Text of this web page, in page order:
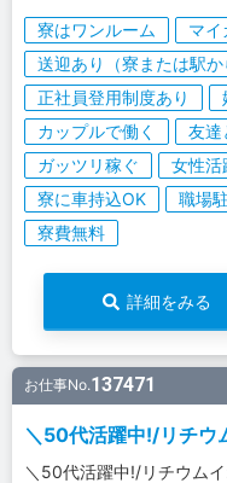
寮はワンルーム
マイ
送迎あり（寮または駅か
正社員登用制度あり
カップルで働く
友達
ガッツリ稼ぐ
女性活
寮に車持込OK
職場
寮費無料
詳細をみる
お仕事No.137471
＼50代活躍中!/リチウ
＼50代活躍中!/リチウム